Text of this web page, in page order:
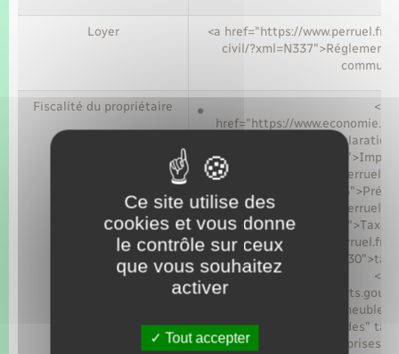
Loyer
<a href="https://www.perruel.fr/
civil/
Fiscalité du propriétaire
<a
href="https://
meublee-
<a href="https://
civil/
<a href="https://
civil/?xml=F59">Taxe
href="https://www.perruel.fr/
civil/
<a
href="https://
fais-de-la-location-
cotisation-fonciere-des"
foncière des entreprises</
Ce site utilise des
cookies et vous donne
le contrôle sur ceux
que vous souhaitez
activer
Tout accepter